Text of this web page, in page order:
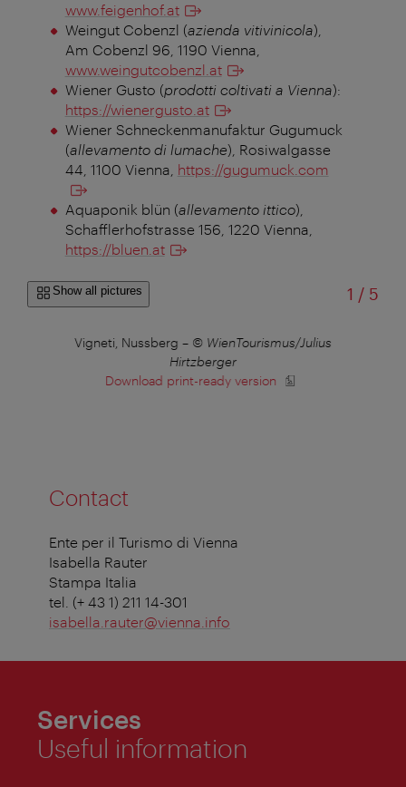
www.feigenhof.at
Weingut Cobenzl (azienda vitivinicola),
Am Cobenzl 96, 1190 Vienna,
www.weingutcobenzl.at
Wiener Gusto (prodotti coltivati a Vienna):
https://wienergusto.at
Wiener Schneckenmanufaktur Gugumuck
(allevamento di lumache), Rosiwalgasse
44, 1100 Vienna, https://gugumuck.com
Aquaponik blün (allevamento ittico),
Schafflerhofstrasse 156, 1220 Vienna,
https://bluen.at
Show all pictures 1 /of
5
Vigneti, Nussberg – © WienTourismus/Julius
Hirtzberger
Download print-ready version
Contact
Ente per il Turismo di Vienna
Isabella Rauter
Stampa Italia
tel. (+ 43 1) 211 14-301
isabella.rauter@vienna.info
Services
Useful information